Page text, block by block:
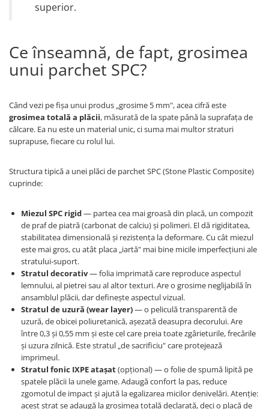
superior.
Ce înseamnă, de fapt, grosimea
unui parchet SPC?
Când vezi pe fișa unui produs „grosime 5 mm", acea cifră este
grosimea totală a plăcii, măsurată de la spate până la suprafața de
călcare. Ea nu este un material unic, ci suma mai multor straturi
suprapuse, fiecare cu rolul lui.
Structura tipică a unei plăci de parchet SPC (Stone Plastic Composite)
cuprinde:
Miezul SPC rigid— partea cea mai groasă din placă, un compozit
de praf de piatră (carbonat de calciu) și polimeri. El dă rigiditatea,
stabilitatea dimensională și rezistența la deformare. Cu cât miezul
este mai gros, cu atât placa „iartă" mai bine micile imperfecțiuni ale
stratului-suport.
Stratul decorativ— folia imprimată care reproduce aspectul
lemnului, al pietrei sau al altor texturi. Are o grosime neglijabilă în
ansamblul plăcii, dar definește aspectul vizual.
Stratul de uzură (wear layer)— o peliculă transparentă de
uzură, de obicei poliuretanică, așezată deasupra decorului. Are
între 0,3 și 0,55 mm și este cel care preia toate zgârieturile, frecările
și uzura zilnică. Este stratul „de sacrificiu" care protejează
imprimeul.
Stratul fonic IXPE atașat(opțional) — o folie de spumă lipită pe
spatele plăcii la unele game. Adaugă confort la pas, reduce
zgomotul de impact și ajută la egalizarea micilor denivelări. Atenție:
acest strat se adaugă la grosimea totală declarată, deci o placă de